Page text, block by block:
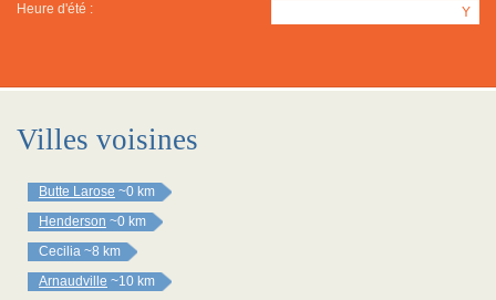
Heure d'été : Y
Villes voisines
Butte Larose ~0 km
Henderson ~0 km
Cecilia ~8 km
Arnaudville ~10 km